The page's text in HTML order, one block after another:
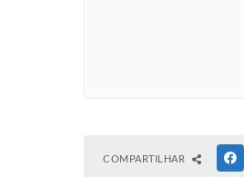
COMPARTILHAR